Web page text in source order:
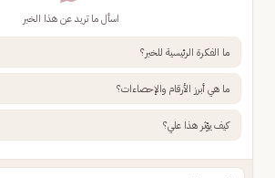
اسأل ما تريد عن هذا الخبر
ما الفكرة الرئيسية للخبر؟
ما هي أبرز الأرقام والإحصاءات؟
كيف يؤثر هذا علي؟